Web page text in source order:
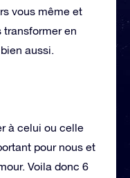
vous même et
transformer en
aussi.
à celui ou celle
pour nous et
Voila donc 6